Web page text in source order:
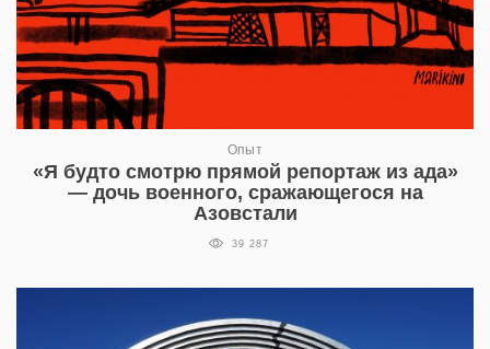
Опыт
«Я будто смотрю прямой репортаж из ада»
— дочь военного, сражающегося на
Азовстали
39 287